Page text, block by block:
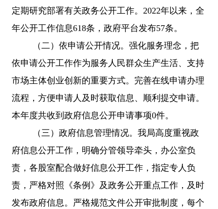
定期研究部署有关政务公开工作。2022年以来，全
年公开工作信息618条， 政府平台发布57条。
（二）依申请公开情况。 强化服务理念，把
依申请公开工作作为服务人民群众生产生活、支持
市场主体创业创新的重要方式。完善在线申请办理
流程，方便申请人及时获取信息、顺利提交申请。
本年度共收到政府信息公开申请事项0件。
（三）政府信息管理情况。 我局高度重视政
府信息公开工作，明确分管领导牵头，办公室负
责，各股室配合做好信息公开工作，指定专人负
责，严格对照《条例》及政务公开重点工作，及时
发布政府信息。 严格规范文件公开审批制度，每个